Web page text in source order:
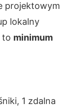
projektowym
lokalny
to minimum
1 zdalna